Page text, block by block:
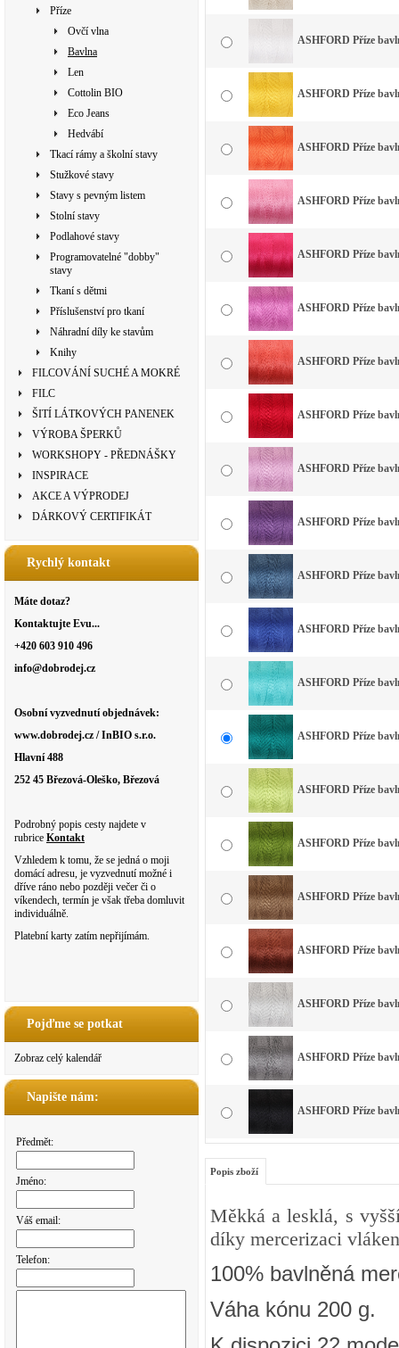
Příze
Ovčí vlna
Bavlna
Len
Cottolin BIO
Eco Jeans
Hedvábí
Tkací rámy a školní stavy
Stužkové stavy
Stavy s pevným listem
Stolní stavy
Podlahové stavy
Programovatelné "dobby"
stavy
Tkaní s dětmi
Příslušenství pro tkaní
Náhradní díly ke stavům
Knihy
FILCOVÁNÍ SUCHÉ A MOKRÉ
FILC
ŠITÍ LÁTKOVÝCH PANENEK
VÝROBA ŠPERKŮ
WORKSHOPY - PŘEDNÁŠKY
INSPIRACE
AKCE A VÝPRODEJ
DÁRKOVÝ CERTIFIKÁT
Rychlý kontakt
Máte dotaz?
Kontaktujte Evu...
+420 603 910 496
info@dobrodej.cz
Osobní vyzvednutí objednávek:
www.dobrodej.cz / InBIO s.r.o.
Hlavní 488
252 45 Březová-Oleško, Březová
Podrobný popis cesty najdete v
rubrice Kontakt
Vzhledem k tomu, že se jedná o moji
domácí adresu, je vyzvednutí možné i
dříve ráno nebo později večer či o
víkendech, termín je však třeba domluvit
individuálně.
Platební karty zatím nepřijímám.
Pojďme se potkat
Zobraz celý kalendář
Napište nám:
Předmět:
Jméno:
Váš email:
Telefon:
ASHFORD Příze
ASHFORD Příze
ASHFORD Příze
ASHFORD Příze
ASHFORD Příze
ASHFORD Příze
ASHFORD Příze
ASHFORD Příze
ASHFORD Příze
ASHFORD Příze
ASHFORD Příze
ASHFORD Příze
ASHFORD Příze
ASHFORD Příze
ASHFORD Příze
ASHFORD Příze
ASHFORD Příze
ASHFORD Příze
ASHFORD Příze
ASHFORD Příze
ASHFORD Příze
Popis zboží
Měkká a lesklá, s
díky mercerizaci
100% bavlněná
Váha kónu 200 g.